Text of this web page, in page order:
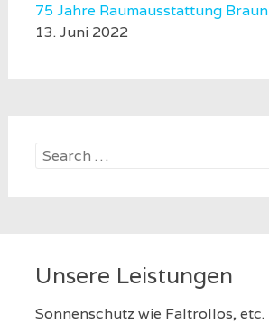
75 Jahre Raumausstattung Braun
13. Juni 2022
Search
Unsere Leistungen
Sonnenschutz wie Faltrollos, etc.